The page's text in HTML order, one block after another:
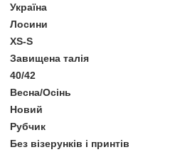
Україна
Лосини
XS-S
Завищена талія
40/42
Весна/Осінь
Новий
Рубчик
Без візерунків і принтів